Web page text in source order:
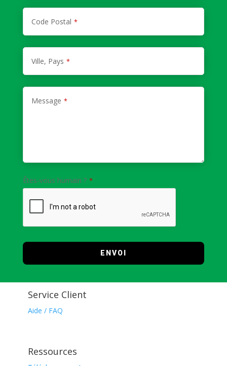
Code Postal *
Ville, Pays *
Message *
Êtes-vous humain ? *
ENVOI
e
Service Client
Aide / FAQ
Ressources